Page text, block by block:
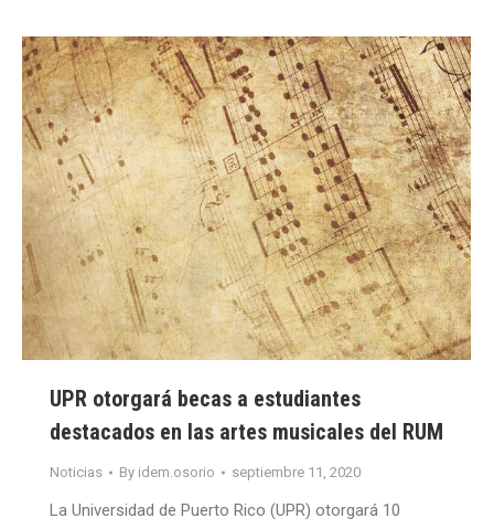
UPR otorgará becas a estudiantes
destacados en las artes musicales del RUM
Noticias By idem.osorio septiembre 11, 2020
La Universidad de Puerto Rico (UPR) otorgará 10